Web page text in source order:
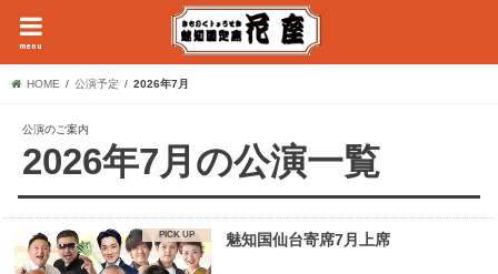
menu
HOME 公演予定 2026年7月
公演のご案内
2026年7月の公演一覧
魅知国仙台寄席7月上席